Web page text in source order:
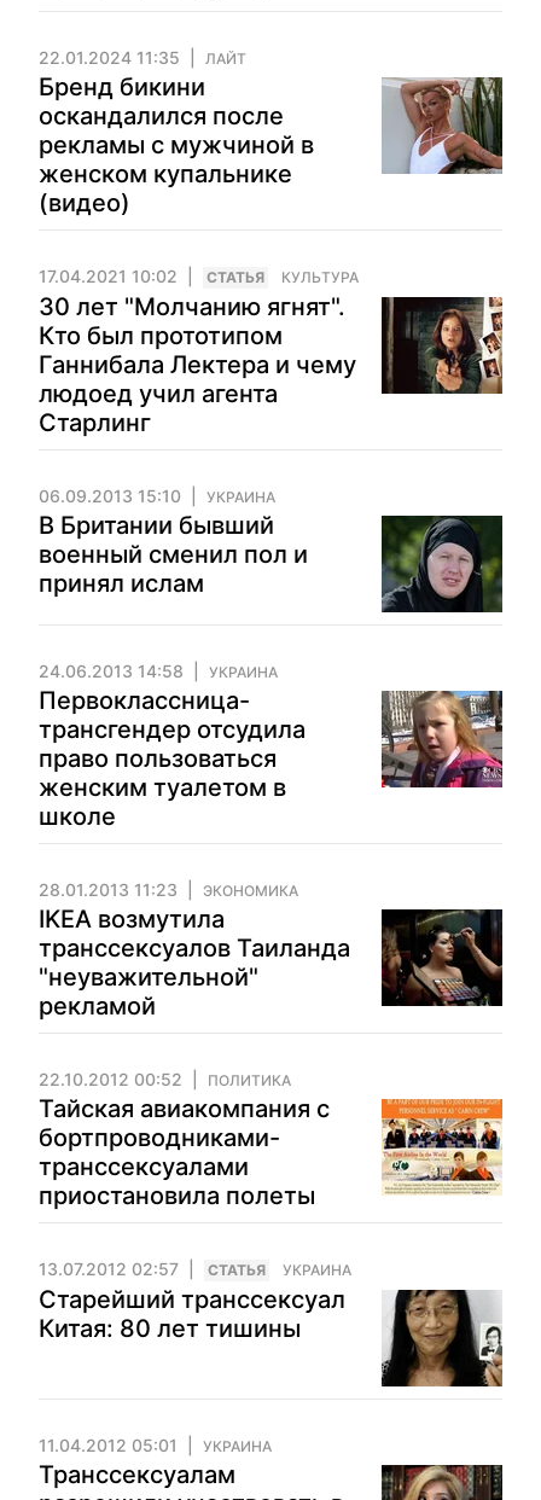
22.01.2024 11:35 ЛАЙТ
Бренд бикини
оскандалился после
рекламы с мужчиной в
женском купальнике
(видео)
17.04.2021 10:02 CТАТЬЯ КУЛЬТУРА
30 лет "Молчанию ягнят".
Кто был прототипом
Ганнибала Лектера и чему
людоед учил агента
Старлинг
06.09.2013 15:10 УКРАИНА
В Британии бывший
военный сменил пол и
принял ислам
24.06.2013 14:58 УКРАИНА
Первоклассница-
трансгендер отсудила
право пользоваться
женским туалетом в
школе
28.01.2013 11:23 ЭКОНОМИКА
IKEA возмутила
транссексуалов Таиланда
"неуважительной"
рекламой
22.10.2012 00:52 ПОЛИТИКА
Тайская авиакомпания с
бортпроводниками-
транссексуалами
приостановила полеты
13.07.2012 02:57 CТАТЬЯ УКРАИНА
Старейший транссексуал
Китая: 80 лет тишины
11.04.2012 05:01 УКРАИНА
Транссексуалам